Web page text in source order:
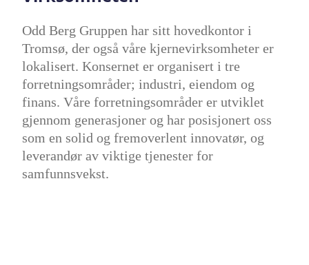
Odd Berg Gruppen har sitt hovedkontor i
Tromsø, der også våre kjernevirksomheter er
lokalisert. Konsernet er organisert i tre
forretningsområder; industri, eiendom og
finans. Våre forretningsområder er utviklet
gjennom generasjoner og har posisjonert oss
som en solid og fremoverlent innovatør, og
leverandør av viktige tjenester for
samfunnsvekst.